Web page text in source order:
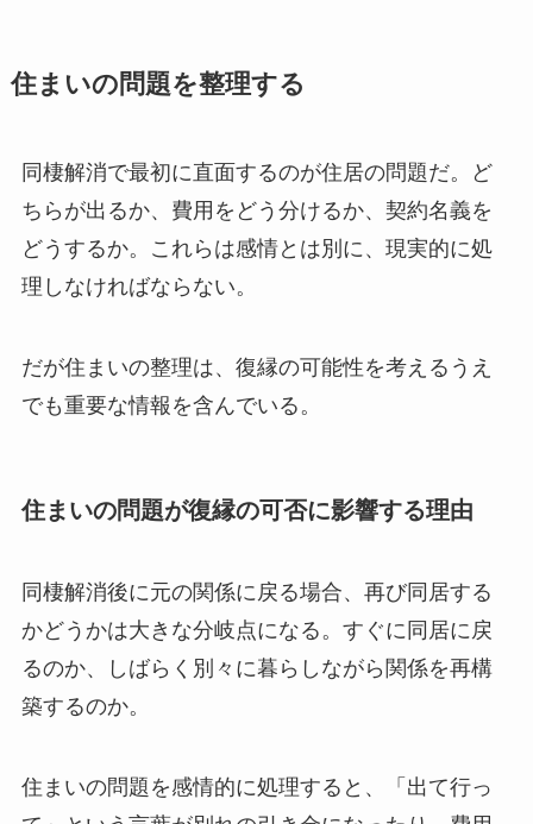
住まいの問題を整理する
同棲解消で最初に直面するのが住居の問題だ。ど
ちらが出るか、費用をどう分けるか、契約名義を
どうするか。これらは感情とは別に、現実的に処
理しなければならない。
だが住まいの整理は、復縁の可能性を考えるうえ
でも重要な情報を含んでいる。
住まいの問題が復縁の可否に影響する理由
同棲解消後に元の関係に戻る場合、再び同居する
かどうかは大きな分岐点になる。すぐに同居に戻
るのか、しばらく別々に暮らしながら関係を再構
築するのか。
住まいの問題を感情的に処理すると、「出て行っ